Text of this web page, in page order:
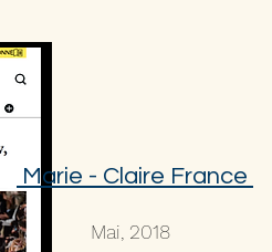
Marie - Claire France
Mai, 2018